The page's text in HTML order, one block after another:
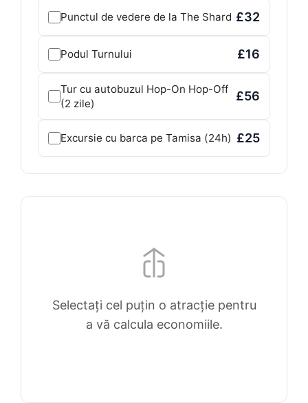
Punctul de vedere de la The Shard £32
Podul Turnului £16
Tur cu autobuzul Hop-On Hop-Off
(2 zile)
£56
Excursie cu barca pe Tamisa (24h) £25
Selectați cel puțin o atracție pentru
a vă calcula economiile.